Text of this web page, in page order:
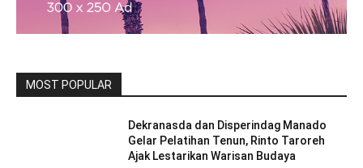
MOST POPULAR
Dekranasda dan Disperindag Manado
Gelar Pelatihan Tenun, Rinto Taroreh
Ajak Lestarikan Warisan Budaya